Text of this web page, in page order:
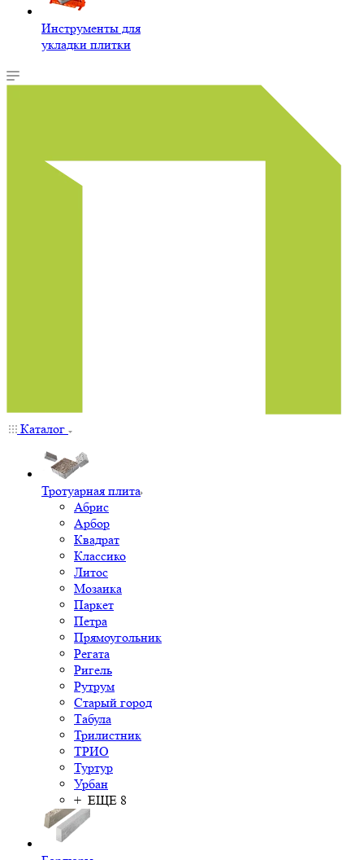
Инструменты для
укладки плитки
Каталог
Тротуарная плита
Абрис
Арбор
Квадрат
Классико
Литос
Мозаика
Паркет
Петра
Прямоугольник
Регата
Ригель
Рутрум
Старый город
Табула
Трилистник
ТРИО
Туртур
Урбан
+ ЕЩЕ 8